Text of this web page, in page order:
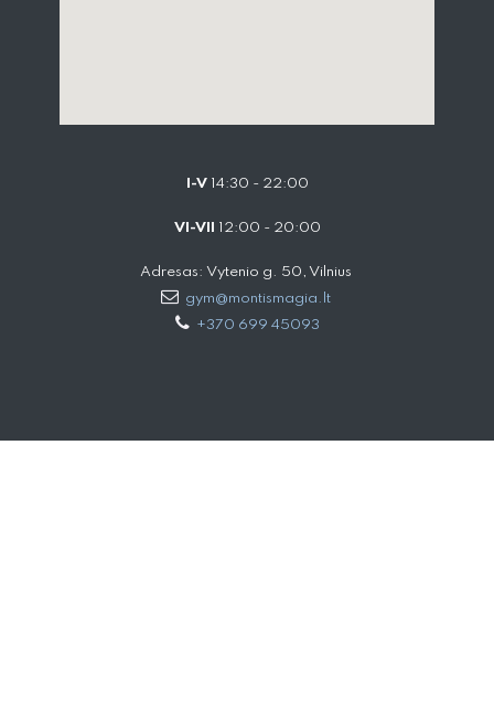
I-V14:30 - 22:00
VI-VII 12:00 - 20:00
Adresas: Vytenio g. 50, Vilnius
gym@montismagia.lt
+370 699 45093